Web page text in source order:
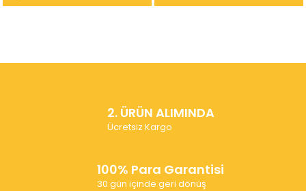
2. ÜRÜN ALIMINDA
Ücretsiz Kargo
100% Para Garantisi
30 gün içinde geri dönüş